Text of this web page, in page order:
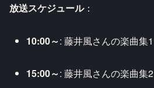
放送スケジュール：
10:00～: 藤井風さんの楽曲集1
15:00～: 藤井風さんの楽曲集2